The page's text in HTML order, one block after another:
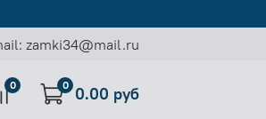
zamki34@mail.ru
0 0 0.00 руб